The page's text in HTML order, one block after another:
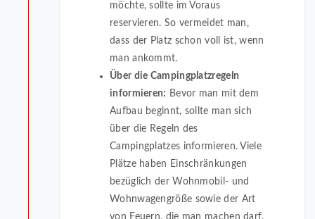
möchte, sollte im Voraus
reservieren. So vermeidet man,
dass der Platz schon voll ist, wenn
man ankommt.
Über die Campingplatzregeln
informieren: Bevor man mit dem
Aufbau beginnt, sollte man sich
über die Regeln des
Campingplatzes informieren. Viele
Plätze haben Einschränkungen
bezüglich der Wohnmobil- und
Wohnwagengröße sowie der Art